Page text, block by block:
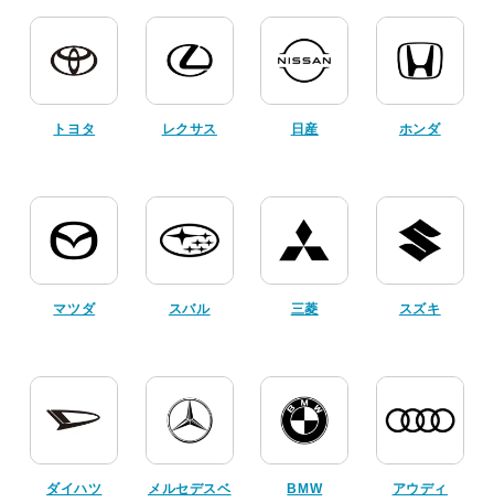
トヨタ レクサス 日産 ホンダ
マツダ スバル 三菱 スズキ
ダイハツ
メルセデスベ
BMW アウディ